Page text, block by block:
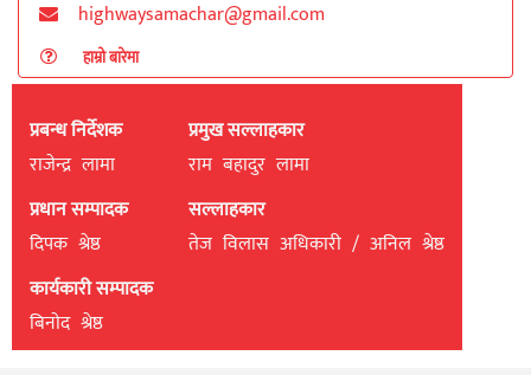
highwaysamachar@gmail.com
हाम्रो बारेमा
प्रबन्ध निर्देशक
राजेन्द्र लामा
प्रधान सम्पादक
दिपक श्रेष्ठ
कार्यकारी सम्पादक
बिनाेद श्रेष्ठ
प्रमुख सल्लाहकार
राम बहादुर लामा
सल्लाहकार
तेज विलास अधिकारी / अनिल श्रेष्ठ